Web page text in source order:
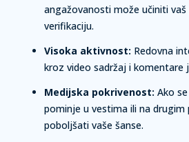
angažovanosti može učiniti
verifikaciju.
Visoka aktivnost: Redovna
kroz video sadržaj i komentare
Medijska pokrivenost: Ako
pominje u vestima ili na
poboljšati vaše šanse.